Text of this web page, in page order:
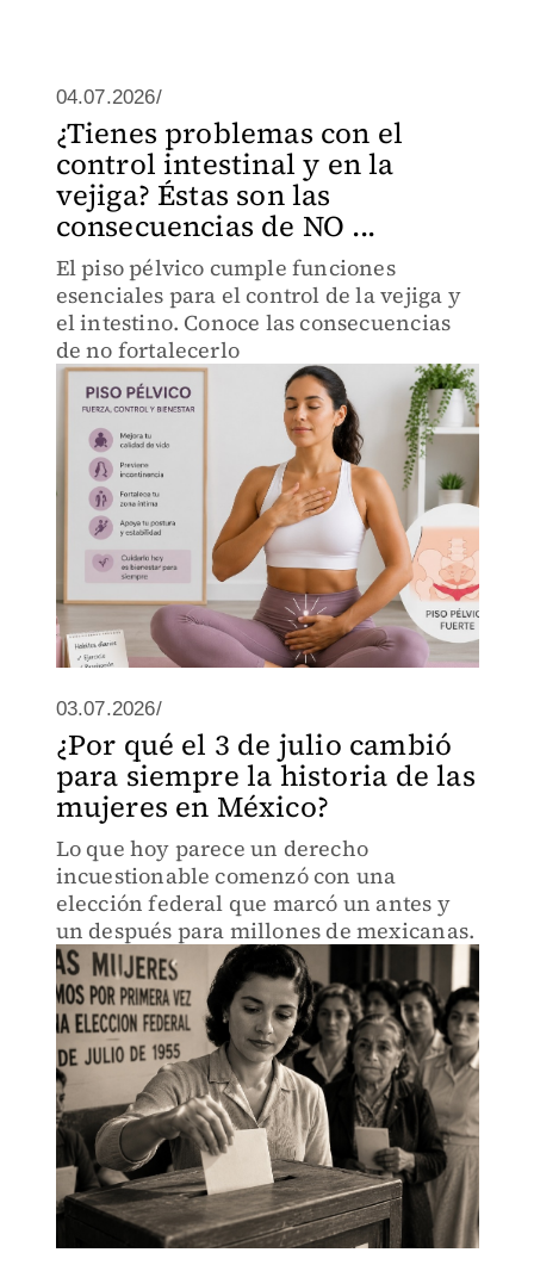
04.07.2026/
¿Tienes problemas con el
control intestinal y en la
vejiga? Éstas son las
consecuencias de NO ...
El piso pélvico cumple funciones
esenciales para el control de la vejiga y
el intestino. Conoce las consecuencias
de no fortalecerlo
03.07.2026/
¿Por qué el 3 de julio cambió
para siempre la historia de las
mujeres en México?
Lo que hoy parece un derecho
incuestionable comenzó con una
elección federal que marcó un antes y
un después para millones de mexicanas.